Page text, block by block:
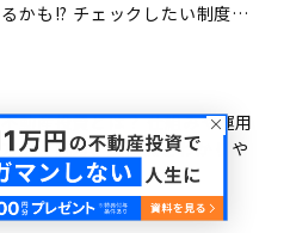
るかも!? チェックしたい制度一
不動産投資とは？ 仕組みや運用
方法、魅力、注意点をわかりや
すく解説